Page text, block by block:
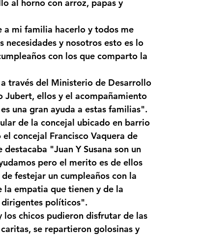
al horno con arroz, papas y
a mi familia hacerlo y todos me
necesidades y nosotros esto es lo
con los que comparto la
través del Ministerio de Desarrollo
ellos y el acompañamiento
una gran ayuda a estas familias".
de la concejal ubicado en barrio
concejal Francisco Vaquera de
"Juan Y Susana son un
pero el merito es de ellos
festejar un cumpleaños con la
empatia que tienen y de la
dirigentes políticos".
chicos pudieron disfrutar de las
se repartieron golosinas y